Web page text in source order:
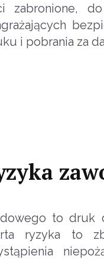
zabronione,
i pobrania za
to
ryzyka to